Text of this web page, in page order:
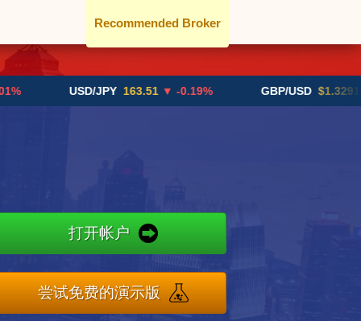
Recommended Broker
USD/JPY 163.51 ▼ -0.19% GBP/USD $1.3291 ▼ -
打开帐户
尝试免费的演示版